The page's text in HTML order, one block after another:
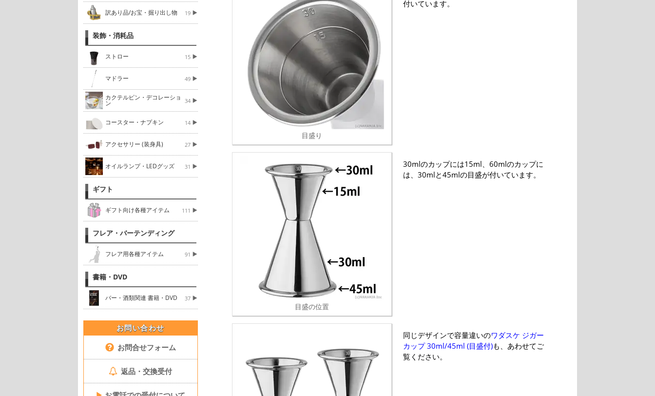
訳あり品/お宝・掘り出し物 19
装飾・消耗品
ストロー 15
マドラー 49
カクテルピン・デコレーショ
ン 34
コースター・ナプキン 14
アクセサリー (装身具) 27
オイルランプ・LEDグッズ 31
ギフト
ギフト向け各種アイテム 111
フレア・バーテンディング
フレア用各種アイテム 91
書籍・DVD
バー・酒類関連 書籍・DVD 37
お問い合わせ
お問合せフォーム
返品・交換受付
目盛り
付いています。
目盛の位置
30mlのカップには15ml、60mlのカップに
は、30mlと45mlの目盛が付いています。
同じデザインで容量違いのワダスケ ジガー
カップ 30ml/45ml (目盛付)も、あわせてご
覧ください。